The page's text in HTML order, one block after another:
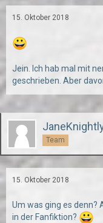
15. Oktober 2018
Jein. Ich hab mal mit
geschrieben. Aber
Team
15. Oktober 2018
Um was ging es denn?
in der Fanfiktion?